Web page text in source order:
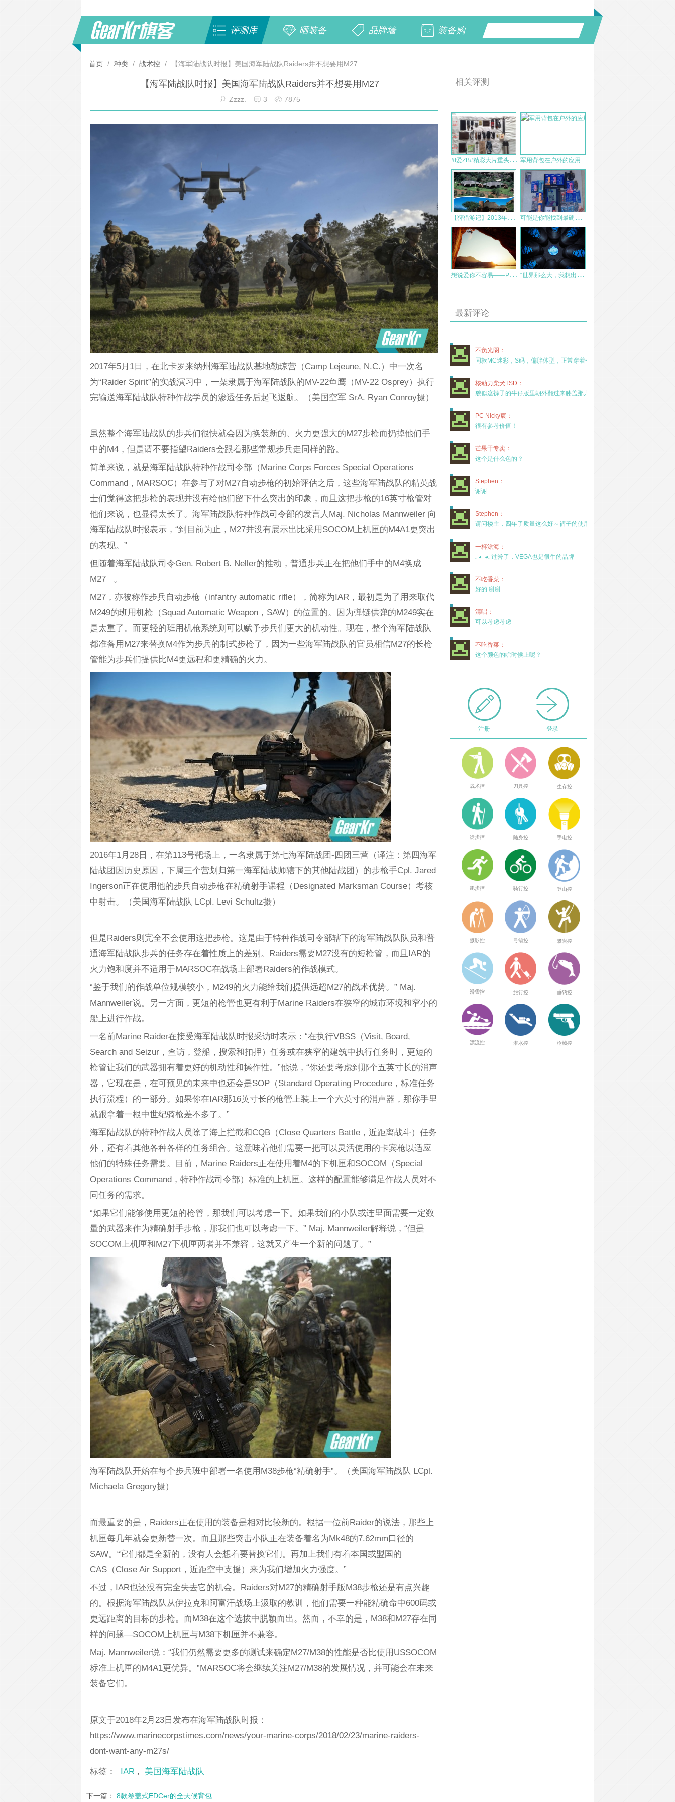
评测库 晒装备 品牌墙 装备购
首页 / 种类 / 战术控 / 【海军陆战队时报】美国海军陆战队Raiders并不想要用M27
【海军陆战队时报】美国海军陆战队Raiders并不想要用M27
Zzzz. 3 7875
2017年5月1日，在北卡罗来纳州海军陆战队基地勒琼营（Camp Lejeune, N.C.）中一次名
为“Raider Spirit”的实战演习中，一架隶属于海军陆战队的MV-22鱼鹰（MV-22 Osprey）执行
完输送海军陆战队特种作战学员的渗透任务后起飞返航。（美国空军 SrA. Ryan Conroy摄）
虽然整个海军陆战队的步兵们很快就会因为换装新的、火力更强大的M27步枪而扔掉他们手
中的M4，但是请不要指望Raiders会跟着那些常规步兵走同样的路。
简单来说，就是海军陆战队特种作战司令部（Marine Corps Forces Special Operations
Command，MARSOC）在参与了对M27自动步枪的初始评估之后，这些海军陆战队的精英战
士们觉得这把步枪的表现并没有给他们留下什么突出的印象，而且这把步枪的16英寸枪管对
他们来说，也显得太长了。海军陆战队特种作战司令部的发言人Maj. Nicholas Mannweiler 向
海军陆战队时报表示，“到目前为止，M27并没有展示出比采用SOCOM上机匣的M4A1更突出
的表现。”
但随着海军陆战队司令Gen. Robert B. Neller的推动，普通步兵正在把他们手中的M4换成
M27 。
M27，亦被称作步兵自动步枪（infantry automatic rifle），简称为IAR，最初是为了用来取代
M249的班用机枪（Squad Automatic Weapon，SAW）的位置的。因为弹链供弹的M249实在
是太重了。而更轻的班用机枪系统则可以赋予步兵们更大的机动性。现在，整个海军陆战队
都准备用M27来替换M4作为步兵的制式步枪了，因为一些海军陆战队的官员相信M27的长枪
管能为步兵们提供比M4更远程和更精确的火力。
2016年1月28日，在第113号靶场上，一名隶属于第七海军陆战团-四团三营（译注：第四海军
陆战团因历史原因，下属三个营划归第一海军陆战师辖下的其他陆战团）的步枪手Cpl. Jared
Ingerson正在使用他的步兵自动步枪在精确射手课程（Designated Marksman Course）考核
中射击。（美国海军陆战队 LCpl. Levi Schultz摄）
但是Raiders则完全不会使用这把步枪。这是由于特种作战司令部辖下的海军陆战队队员和普
通海军陆战队步兵的任务存在着性质上的差别。Raiders需要M27没有的短枪管，而且IAR的
火力饱和度并不适用于MARSOC在战场上部署Raiders的作战模式。
“鉴于我们的作战单位规模较小，M249的火力能给我们提供远超M27的战术优势。” Maj.
Mannweiler说。另一方面，更短的枪管也更有利于Marine Raiders在狭窄的城市环境和窄小的
船上进行作战。
一名前Marine Raider在接受海军陆战队时报采访时表示：“在执行VBSS（Visit, Board,
Search and Seizur，查访，登船，搜索和扣押）任务或在狭窄的建筑中执行任务时，更短的
枪管让我们的武器拥有着更好的机动性和操作性。”他说，“你还要考虑到那个五英寸长的消声
器，它现在是，在可预见的未来中也还会是SOP（Standard Operating Procedure，标准任务
执行流程）的一部分。如果你在IAR那16英寸长的枪管上装上一个六英寸的消声器，那你手里
就跟拿着一根中世纪骑枪差不多了。”
海军陆战队的特种作战人员除了海上拦截和CQB（Close Quarters Battle，近距离战斗）任务
外，还有着其他各种各样的任务组合。这意味着他们需要一把可以灵活使用的卡宾枪以适应
他们的特殊任务需要。目前，Marine Raiders正在使用着M4的下机匣和SOCOM（Special
Operations Command，特种作战司令部）标准的上机匣。这样的配置能够满足作战人员对不
同任务的需求。
“如果它们能够使用更短的枪管，那我们可以考虑一下。如果我们的小队或连里面需要一定数
量的武器来作为精确射手步枪，那我们也可以考虑一下。” Maj. Mannweiler解释说，“但是
SOCOM上机匣和M27下机匣两者并不兼容，这就又产生一个新的问题了。”
海军陆战队开始在每个步兵班中部署一名使用M38步枪“精确射手”。（美国海军陆战队 LCpl.
Michaela Gregory摄）
而最重要的是，Raiders正在使用的装备是相对比较新的。根据一位前Raider的说法，那些上
机匣每几年就会更新替一次。而且那些突击小队正在装备着名为Mk48的7.62mm口径的
SAW。“它们都是全新的，没有人会想着要替换它们。再加上我们有着本国或盟国的
CAS（Close Air Support，近距空中支援）来为我们增加火力强度。”
不过，IAR也还没有完全失去它的机会。Raiders对M27的精确射手版M38步枪还是有点兴趣
的。根据海军陆战队从伊拉克和阿富汗战场上汲取的教训，他们需要一种能精确命中600码或
更远距离的目标的步枪。而M38在这个选拔中脱颖而出。然而，不幸的是，M38和M27存在同
样的问题—SOCOM上机匣与M38下机匣并不兼容。
Maj. Mannweiler说：“我们仍然需要更多的测试来确定M27/M38的性能是否比使用USSOCOM
标准上机匣的M4A1更优异。”MARSOC将会继续关注M27/M38的发展情况，并可能会在未来
装备它们。
原文于2018年2月23日发布在海军陆战队时报：
https://www.marinecorpstimes.com/news/your-marine-corps/2018/02/23/marine-raiders-
dont-want-any-m27s/
标签： IAR , 美国海军陆战队
下一篇： 8款卷盖式EDCer的全天候背包
相关评测
#
I爱ZB#精彩大片重头戏：本人现役EDC全面评测！（多图慎入） 军用背包在户外的应用
【
狩猎游记】2013年10月非洲最豪华的狩猎场—爱克兰 可
能是你能找到最硬核的辣椒喷雾科普1：如何确定所谓的“辣度”
想
说爱你不容易——Patagonia W’s capilene 2 v-neck内衣测评报告 “
世界那么大，我想出去走走”之ARC’TERYX ACRUX2 FL
最新评论
不负光阴：
同款MC迷彩，S码，偏胖体型，正常穿着一年半，没
核动力柴犬TSD：
貌似这裤子的牛仔版里朝外翻过来膝盖那儿有放护膝的
PC Nicky宸：
很有参考价值！
芒果干专卖：
这个是什么色的？
Stephen：
谢谢
Stephen：
请问楼主，四年了质量这么好～裤子的使用率高吗？
一杯滄海：
｡◕‿◕｡过誉了，VEGA也是很牛的品牌
不吃香菜：
好的 谢谢
清唱：
可以考虑考虑
不吃香菜：
这个颜色的啥时候上呢？
注册 登录
战术控 刀具控 生存控
徒步控 随身控 手电控
跑步控 骑行控 登山控
摄影控 弓箭控 攀岩控
滑雪控 旅行控 垂钓控
漂流控 潜水控 枪械控